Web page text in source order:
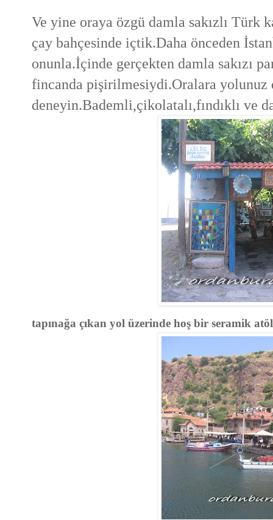
Ve yine oraya özgü damla sakızlı Türk
çay bahçesinde içtik.Daha önceden
onunla.İçinde gerçekten damla sakızı
fincanda pişirilmesiydi.Oralara yolunuz
deneyin.Bademli,çikolatalı,fındıklı ve
tapınağa çıkan yol üzerinde hoş bir seramik